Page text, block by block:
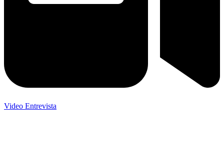
Video Entrevista